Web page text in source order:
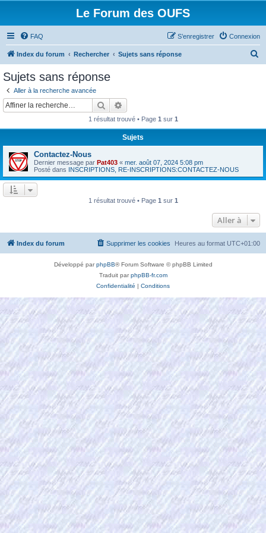
Le Forum des OUFS
FAQ Connexion
S’enregistrer
Index du forum Rechercher Sujets sans réponse
r
Sujets sans réponse
Aller à la recherche avancée
Rechercher
1 résultat trouvé • Page 1 sur 1
Sujets
Contactez-Nous
Dernier message par Pat403 « mer. août 07, 2024 5:08 pm
Posté dans INSCRIPTIONS, RE-INSCRIPTIONS:CONTACTEZ-NOUS
1 résultat trouvé • Page 1 sur 1
Aller à
Index du forum Heures au format UTC+01:00
Supprimer les cookies
Développé parphpBB® Forum Software © phpBB Limited
Traduit parphpBB-fr.com
Confidentialité | Conditions